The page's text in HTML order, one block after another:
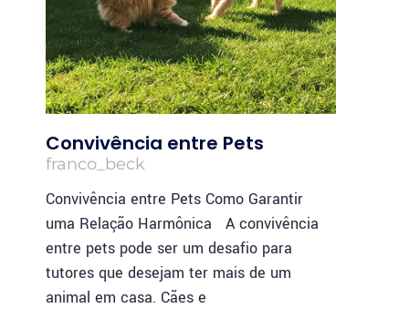
Convivência entre Pets
franco_beck
Convivência entre Pets Como Garantir
uma Relação Harmônica A convivência
entre pets pode ser um desafio para
tutores que desejam ter mais de um
animal em casa. Cães e